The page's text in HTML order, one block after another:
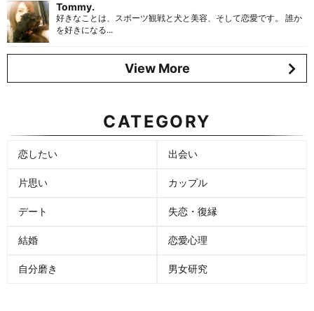
Tommy.
好きなことは、スポーツ観戦と犬と美容、そして恋愛です。 誰か
を好きになる...
View More
CATEGORY
恋したい 出会い
片思い カップル
デート 失恋・復縁
結婚 恋愛心理
自分磨き 男女研究